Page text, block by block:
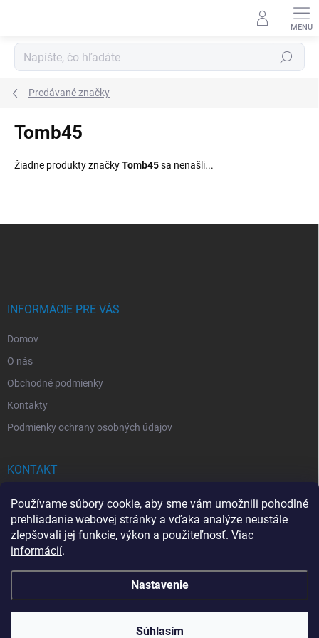
Používame súbory cookie, aby sme vám umožnili pohodlné
prehliadanie webovej stránky a vďaka analýze neustále
zlepšovali jej funkcie, výkon a použiteľnosť. Viac
informácií.
Nastavenie
Súhlasím
Hľadať
Predávané značky
Tomb45
Žiadne produkty značkyTomb45sa nenašli...
INFORMÁCIE PRE VÁS
Domov
O nás
Obchodné podmienky
Kontakty
Podmienky ochrany osobných údajov
KONTAKT
info@drogerkovo.sk
Copyright 2026Drogerkovo. Všetky práva vyhradené.Upraviť nastavenie
cookies